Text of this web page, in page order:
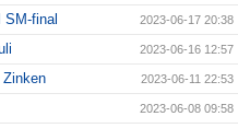
SM-final 2023-06-17 20:38
2023-06-16 12:57
2023-06-11 22:53
2023-06-08 09:58